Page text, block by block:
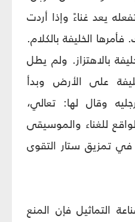
يعد غناءً وإذا أردت
الخليفة بالكلام.
بالاهتزاز. ولم يطل
على الأرض وبدأ
وقال لها: تعالي،
للغناء والموسيقى
تمزيق ستار التقوى
التماثيل فإن المنع